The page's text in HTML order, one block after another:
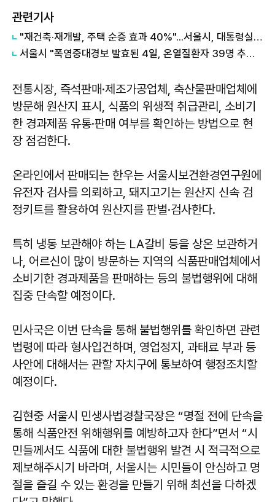
관련기사
"재건축·재개발, 주택 순증 효과 40%"...서울시, 대통령실에 정비사업 '백서' 전달
서울시 "폭염중대경보 발효된 4일, 온열질환자 39명 추가 발생"
전통시장, 즉석판매·제조가공업체, 축산물판매업체에
방문해 원산지 표시, 식품의 위생적 취급관리, 소비기
한 경과제품 유통·판매 여부를 확인하는 방법으로 현
장 점검한다.
온라인에서 판매되는 한우는 서울시보건환경연구원에
유전자 검사를 의뢰하고, 돼지고기는 원산지 신속 검
정키트를 활용하여 원산지를 판별·검사한다.
특히 냉동 보관해야 하는 LA갈비 등을 상온 보관하거
나, 어르신이 많이 방문하는 지역의 식품판매업체에서
소비기한 경과제품을 판매하는 등의 불법행위에 대해
집중 단속할 예정이다.
민사국은 이번 단속을 통해 불법행위를 확인하면 관련
법령에 따라 형사입건하며, 영업정지, 과태료 부과 등
사안에 대해서는 관할 자치구에 통보하여 행정조치할
예정이다.
김현중 서울시 민생사법경찰국장은 “명절 전에 단속을
통해 식품안전 위해행위를 예방하고자 한다”면서 “시
민들께서도 식품에 대한 불법행위 발견 시 적극적으로
제보해주시기 바라며, 서울시는 시민들이 안심하고 명
절을 즐길 수 있는 환경을 만들기 위해 최선을 다하겠